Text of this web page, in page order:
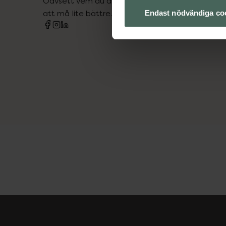
Endast nödvändiga
att må lite bättre. Välkommen att prata med